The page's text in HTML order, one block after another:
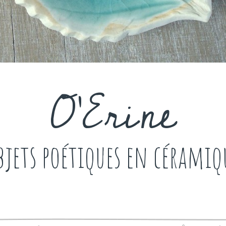
O'Erine
poétiques en